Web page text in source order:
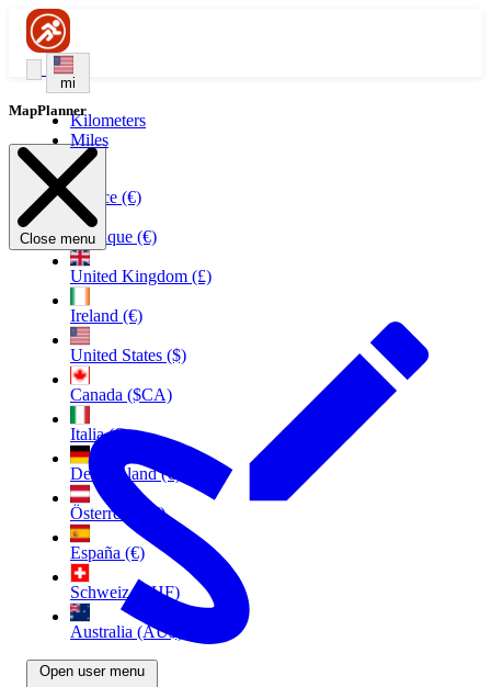
mi
Kilometers
Miles
France (€)
Belgique (€)
United Kingdom (£)
Ireland (€)
United States ($)
Canada ($CA)
Italia (€)
Deutschland (€)
Österreich (€)
España (€)
Schweiz (CHF)
Australia (AU$)
Open user menu
MapPlanner
Close menu